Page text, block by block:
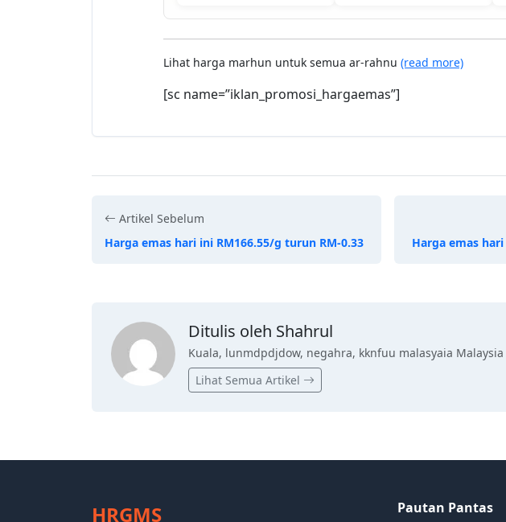
Lihat harga marhun untuk semua ar-rahnu (read more)
[sc name=”iklan_promosi_hargaemas”]
Artikel Sebelum
Harga emas hari ini RM166.55/g turun RM-0.33
Harga emas
Ditulis oleh Shahrul
Kuala, lunmdpdjdow, negahra, kknfuu malasyaia Malaysia
Lihat Semua Artikel
HRGMS Pautan Pantas